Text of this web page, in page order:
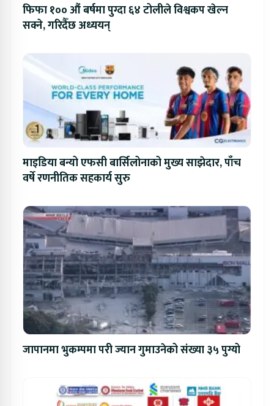
फिफा १०० औं बर्षमा पुग्दा ६४ टोलीले विश्वकप खेल्न
सक्ने, गरिदैँछ अध्ययन्
माइडिया बन्यो एफसी बार्सिलोनाको मुख्य साझेदार, पाँच
वर्षे रणनीतिक सहकार्य सुरु
जापानमा भुकम्पमा परी ज्यान गुमाउनेको संख्या ३५ पुग्यो